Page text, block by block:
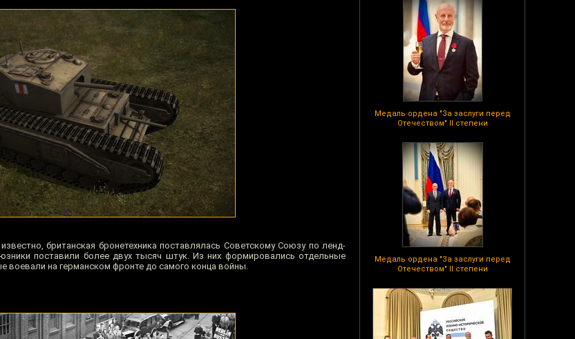
Медаль ордена "За заслуги перед
Отечеством" II степени
Медаль ордена "За заслуги перед
Отечеством" II степени
британская бронетехника поставлялась Советскому Союзу по ленд-
поставили более двух тысяч штук. Из них формировались отдельные
воевали на германском фронте до самого конца войны.